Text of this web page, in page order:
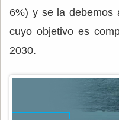
6%) y se la debemos
cuyo objetivo es
2030.